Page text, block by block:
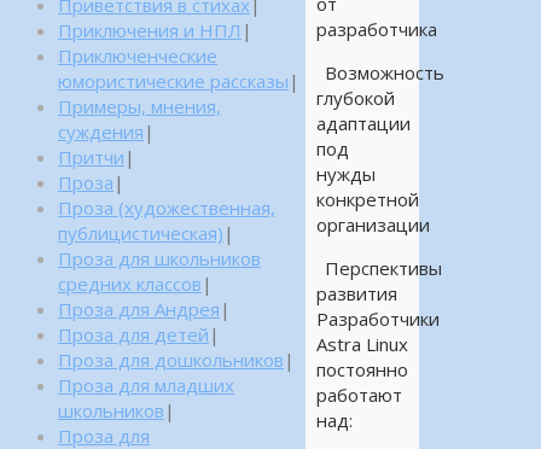
разработчика
Возможность
глубокой
адаптации
под
нужды
конкретной
организации
Перспективы
развития
Разработчики
Astra Linux
постоянно
работают
над:
Приветствия в стихах
Приключения и НПЛ |
Приключенческие
юмористические рассказы |
Примеры, мнения,
суждения |
Притчи |
Проза |
Проза (художественная,
публицистическая) |
Проза для школьников
средних классов |
Проза для Андрея |
Проза для детей |
Проза для дошкольников |
Проза для младших
школьников |
Проза для